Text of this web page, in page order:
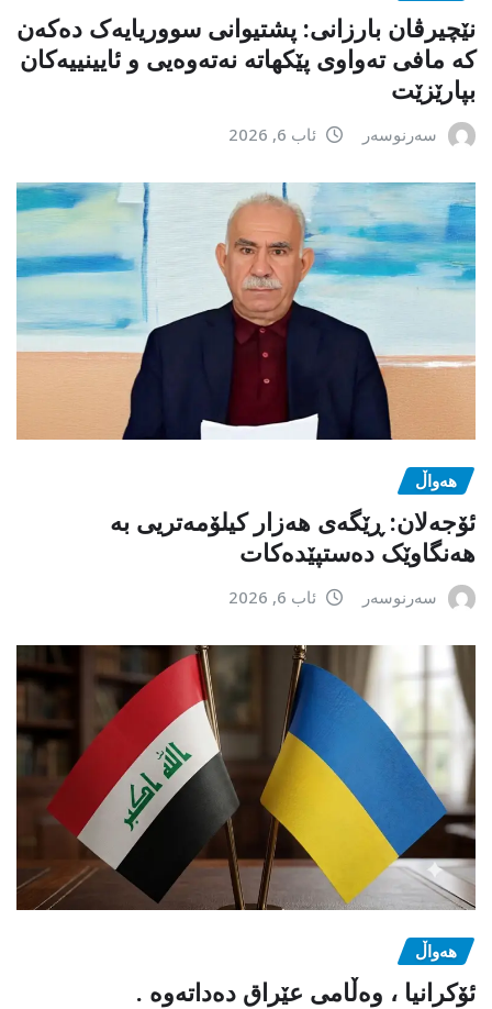
نێچیرڤان بارزانی: پشتیوانی سووریایەک دەکەن
کە مافی تەواوی پێکهاتە نەتەوەیی و ئایینییەکان
بپارێزێت
سەرنوسەر ئاب 6, 2026
هەواڵ
ئۆجەلان: ڕێگەی هەزار کیلۆمەتریی بە
هەنگاوێک دەستپێدەکات
سەرنوسەر ئاب 6, 2026
هەواڵ
ئۆکرانیا ، وەڵامی عێراق دەداتەوە .